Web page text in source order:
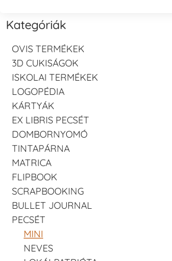
Kategóriák
OVIS TERMÉKEK
3D CUKISÁGOK
ISKOLAI TERMÉKEK
LOGOPÉDIA
KÁRTYÁK
EX LIBRIS PECSÉT
DOMBORNYOMÓ
TINTAPÁRNA
MATRICA
FLIPBOOK
SCRAPBOOKING
BULLET JOURNAL
PECSÉT
MINI
NEVES